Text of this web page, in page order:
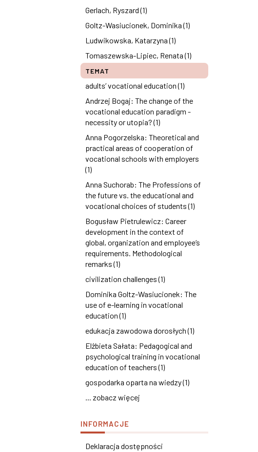
Gerlach, Ryszard (1)
Goltz-Wasiucionek, Dominika (1)
Ludwikowska, Katarzyna (1)
Tomaszewska-Lipiec, Renata (1)
TEMAT
adults’ vocational education (1)
Andrzej Bogaj: The change of the
vocational education paradigm -
necessity or utopia? (1)
Anna Pogorzelska: Theoretical and
practical areas of cooperation of
vocational schools with employers
(1)
Anna Suchorab: The Professions of
the future vs. the educational and
vocational choices of students (1)
Bogusław Pietrulewicz: Career
development in the context of
global, organization and employee’s
requirements. Methodological
remarks (1)
civilization challenges (1)
Dominika Goltz-Wasiucionek: The
use of e-learning in vocational
education (1)
edukacja zawodowa dorosłych (1)
Elżbieta Sałata: Pedagogical and
psychological training in vocational
education of teachers (1)
gospodarka oparta na wiedzy (1)
... zobacz więcej
INFORMACJE
Deklaracja dostępności